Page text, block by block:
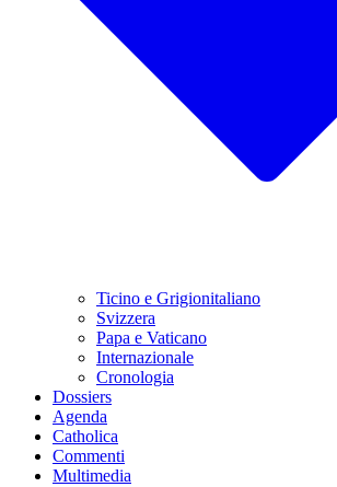
Ticino e Grigionitaliano
Svizzera
Papa e Vaticano
Internazionale
Cronologia
Dossiers
Agenda
Catholica
Commenti
Multimedia